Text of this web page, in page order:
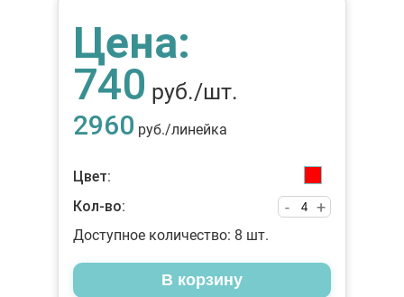
Цена:
740 руб./шт.
2960 руб./линейка
Цвет:
Кол-во:
+
-
Доступное количество: 8 шт.
В корзину